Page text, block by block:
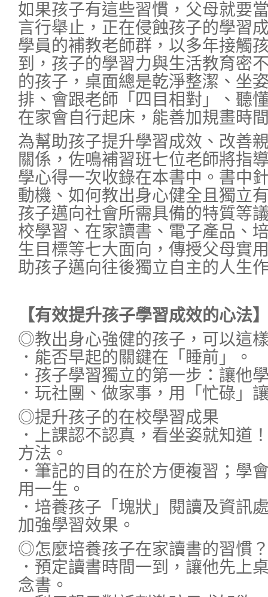
如果孩子有這些習慣，父母就要
言行舉止，正在侵蝕孩子的學習
學員的補教老師群，以多年接觸
到，孩子的學習力與生活教育密
的孩子，桌面總是乾淨整潔、坐
排、會跟老師「四目相對」、聽
在家會自行起床，能善加規畫時
為幫助孩子提升學習成效、改善
關係，佐鳴補習班七位老師將指
學心得一次收錄在本書中。書中
動機、如何教出身心健全且獨立
孩子邁向社會所需具備的特質等
校學習、在家讀書、電子產品、
生目標等七大面向，傳授父母實
助孩子邁向往後獨立自主的人生
【有效提升孩子學習成效的心法
◎教出身心強健的孩子，可以這
．能否早起的關鍵在「睡前」。
．孩子學習獨立的第一步：讓他
．玩社團、做家事，用「忙碌」
◎提升孩子的在校學習成果
．上課認不認真，看坐姿就知道
方法。
．筆記的目的在於方便複習；學
用一生。
．培養孩子「塊狀」閱讀及資訊
加強學習效果。
◎怎麼培養孩子在家讀書的習慣
．預定讀書時間一到，讓他先上
念書。